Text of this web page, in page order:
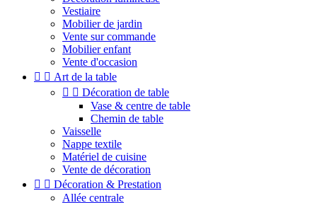
Vestiaire
Mobilier de jardin
Vente sur commande
Mobilier enfant
Vente d'occasion
  Art de la table
  Décoration de table
Vase & centre de table
Chemin de table
Vaisselle
Nappe textile
Matériel de cuisine
Vente de décoration
  Décoration & Prestation
Allée centrale